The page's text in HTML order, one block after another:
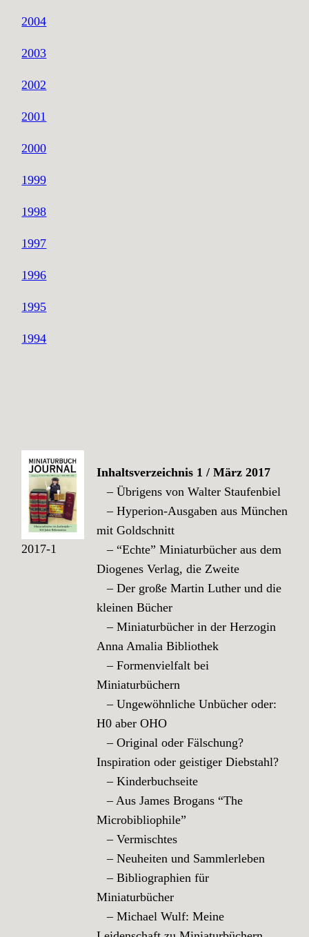
2004
2003
2002
2001
2000
1999
1998
1997
1996
1995
1994
2017-1
Inhaltsverzeichnis 1 / März 2017
– Übrigens von Walter Staufenbiel
– Hyperion-Ausgaben aus München
mit Goldschnitt
– “Echte” Miniaturbücher aus dem
Diogenes Verlag, die Zweite
– Der große Martin Luther und die
kleinen Bücher
– Miniaturbücher in der Herzogin
Anna Amalia Bibliothek
– Formenvielfalt bei
Miniaturbüchern
– Ungewöhnliche Unbücher oder:
H0 aber OHO
– Original oder Fälschung?
Inspiration oder geistiger Diebstahl?
– Kinderbuchseite
– Aus James Brogans “The
Microbibliophile”
– Vermischtes
– Neuheiten und Sammlerleben
– Bibliographien für
Miniaturbücher
– Michael Wulf: Meine